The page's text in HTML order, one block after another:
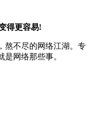
得更容易!
熬不尽的网络江湖。专
网络那些事。